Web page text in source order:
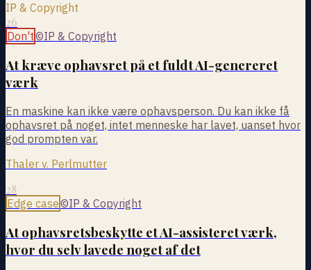
IP & Copyright
26
Don't©IP & Copyright
At kræve ophavsret på et fuldt AI-genereret
værk
En maskine kan ikke være ophavsperson. Du kan ikke få
ophavsret på noget, intet menneske har lavet, uanset hvor
god prompten var.
Thaler v. Perlmutter
28
Edge case©IP & Copyright
At ophavsretsbeskytte et AI-assisteret værk,
hvor du selv lavede noget af det